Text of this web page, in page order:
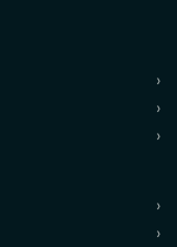
›
›
›
›
›